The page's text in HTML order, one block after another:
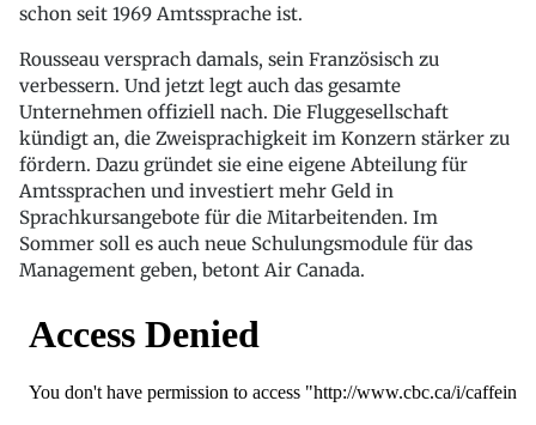
schon seit 1969 Amtssprache ist.
Rousseau versprach damals, sein Französisch zu
verbessern. Und jetzt legt auch das gesamte
Unternehmen offiziell nach. Die Fluggesellschaft
kündigt an, die Zweisprachigkeit im Konzern stärker zu
fördern. Dazu gründet sie eine eigene Abteilung für
Amtssprachen und investiert mehr Geld in
Sprachkursangebote für die Mitarbeitenden. Im
Sommer soll es auch neue Schulungsmodule für das
Management geben, betont Air Canada.